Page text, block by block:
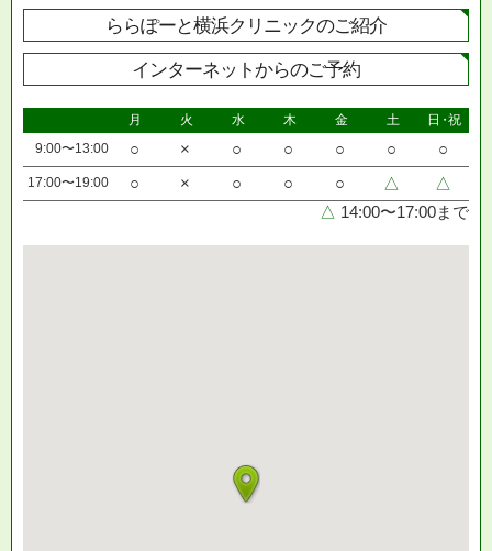
ららぽーと横浜クリニックのご紹介
インターネットからのご予約
月 火 水 木 金 土 日・祝
△ 14:00〜17:00まで
9:00〜13:00 ○ × ○ ○ ○ ○ ○
17:00〜19:00 ○ × ○ ○ ○ △ △